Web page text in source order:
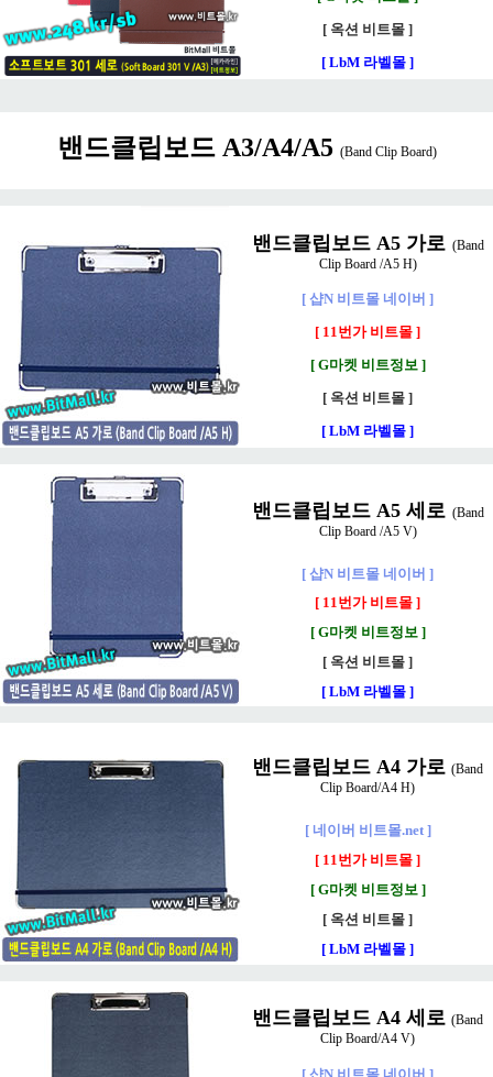
[ 옥션 비트몰 ]
[ LbM 라벨몰 ]
밴드클립보드 A3/A4/A5 (Band Clip Board)
밴드클립보드 A5 가로 (Band
Clip Board /A5 H)
[ 샵N 비트몰 네이버 ]
[ 11번가 비트몰 ]
[ G마켓 비트정보 ]
[ 옥션 비트몰 ]
[ LbM 라벨몰 ]
밴드클립보드 A5 세로 (Band
Clip Board /A5 V)
[ 샵N 비트몰 네이버 ]
[ 11번가 비트몰 ]
[ G마켓 비트정보 ]
[ 옥션 비트몰 ]
[ LbM 라벨몰 ]
밴드클립보드 A4 가로 (Band
Clip Board/A4 H)
[ 네이버 비트몰.net ]
[ 11번가 비트몰 ]
[ G마켓 비트정보 ]
[ 옥션 비트몰 ]
[ LbM 라벨몰 ]
밴드클립보드 A4 세로 (Band
Clip Board/A4 V)